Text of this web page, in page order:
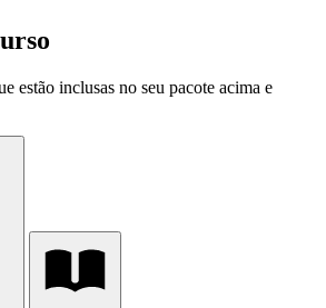
estão inclusas no seu pacote acima e